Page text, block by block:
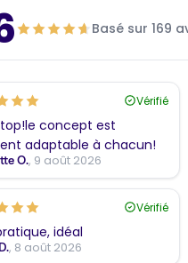
Basé sur 169
Vérifié
concept est
adaptable à chacun!
O., 9 août 2026
Vérifié
idéal
, 8 août 2026